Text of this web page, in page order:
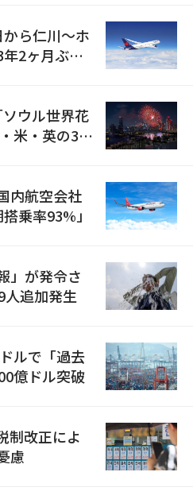
ら仁川〜ホ
2ヶ月ぶり
ウル世界花
米・英の3カ
内航空会社
乗率93%」
」が発令さ
追加発生
ルで「過去
億ドル突破
制改正によ
慮